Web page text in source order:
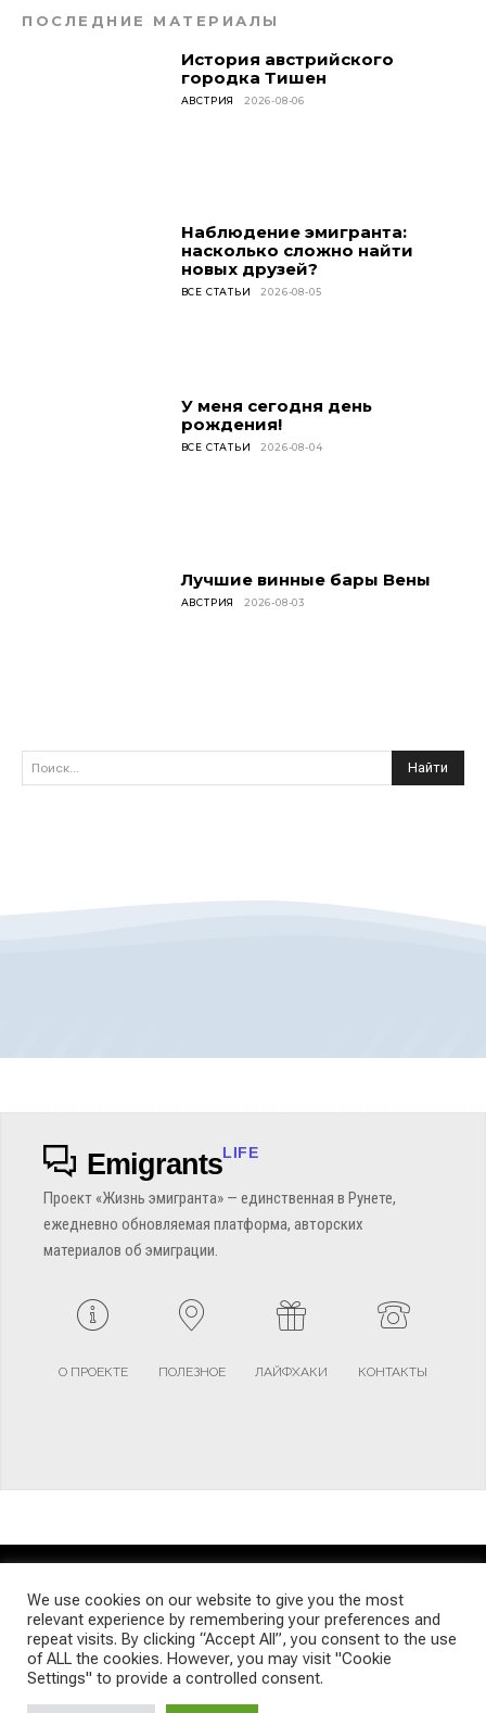
ПОСЛЕДНИЕ МАТЕРИАЛЫ
История австрийского
городка Тишен
АВСТРИЯ 2026-08-06
Наблюдение эмигранта:
насколько сложно найти
новых друзей?
ВСЕ СТАТЬИ 2026-08-05
У меня сегодня день
рождения!
ВСЕ СТАТЬИ 2026-08-04
Лучшие винные бары Вены
АВСТРИЯ 2026-08-03
Поиск... Найти
EmigrantsLIFE
Проект «Жизнь эмигранта» — единственная в Рунете,
ежедневно обновляемая платформа, авторских
материалов об эмиграции.
О ПРОЕКТЕ ПОЛЕЗНОЕ ЛАЙФХАКИ КОНТАКТЫ
TERMS AND CONDITIONS PRIVACY POLICY SITEMAP
© Emigrants Life WordPress Theme by TagDiv
We use cookies on our website to give you the most
relevant experience by remembering your preferences and
repeat visits. By clicking “Accept All”, you consent to the use
of ALL the cookies. However, you may visit "Cookie
Settings" to provide a controlled consent.